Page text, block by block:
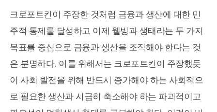
크로포트킨이 주장한 것처럼 금융과 생산에 대한 민
주적 통제를 달성하고 이제 웰빙과 생태라는 두 가지
목표를 중심으로 금융과 생산을 조직해야 한다는 것
은 분명하다. 이를 위해서는 크로포트킨이 주장했듯
이 사회 발전을 위해 반드시 증가해야 하는 사회적으
로 필요한 생산과 시급히 축소해야 하는 파괴적이고